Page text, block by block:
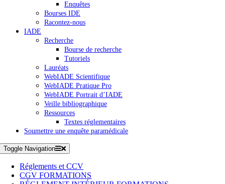
Enquêtes
Bourses IDE
Racontez-nous
IADE
Recherche
Bourse de recherche
Tutoriels
Lauréats
WebIADE Scientifique
WebIADE Pratique Pro
WebIADE Portrait d’IADE
Veille bibliographique
Ressources
Textes réglementaires
Soumettre une enquête paramédicale
Toggle Navigation
Réglements et CCV
CGV FORMATIONS